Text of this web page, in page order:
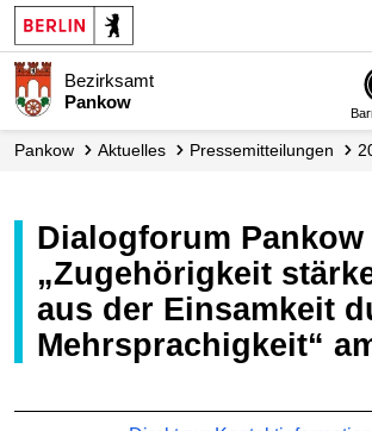
Bezirksamt
Pankow
Pankow Aktuelles Presse­mitteilungen
Dialogforum Pankow
„Zugehörigkeit
aus der Einsamkeit
Mehrsprachigkeit“